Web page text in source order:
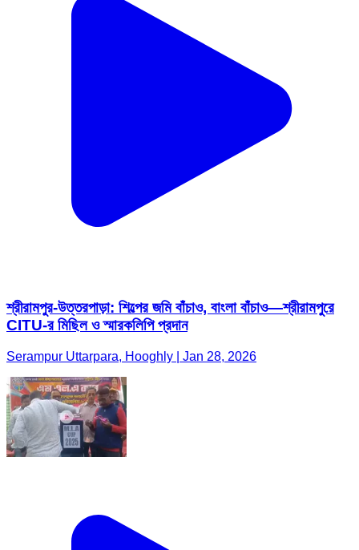
শ্রীরামপুর-উত্তরপাড়া: শিল্পের জমি বাঁচাও, বাংলা বাঁচাও—শ্রীরামপুরে
CITU-র মিছিল ও স্মারকলিপি প্রদান
Serampur Uttarpara, Hooghly | Jan 28, 2026